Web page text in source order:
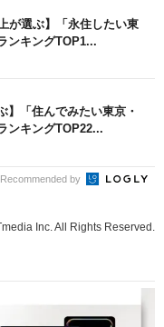
が選ぶ】「永住したい東
ンキングTOP1...
】「住んでみたい東京・
ンキングTOP22...
Recommended by
Inc. All Rights Reserved.